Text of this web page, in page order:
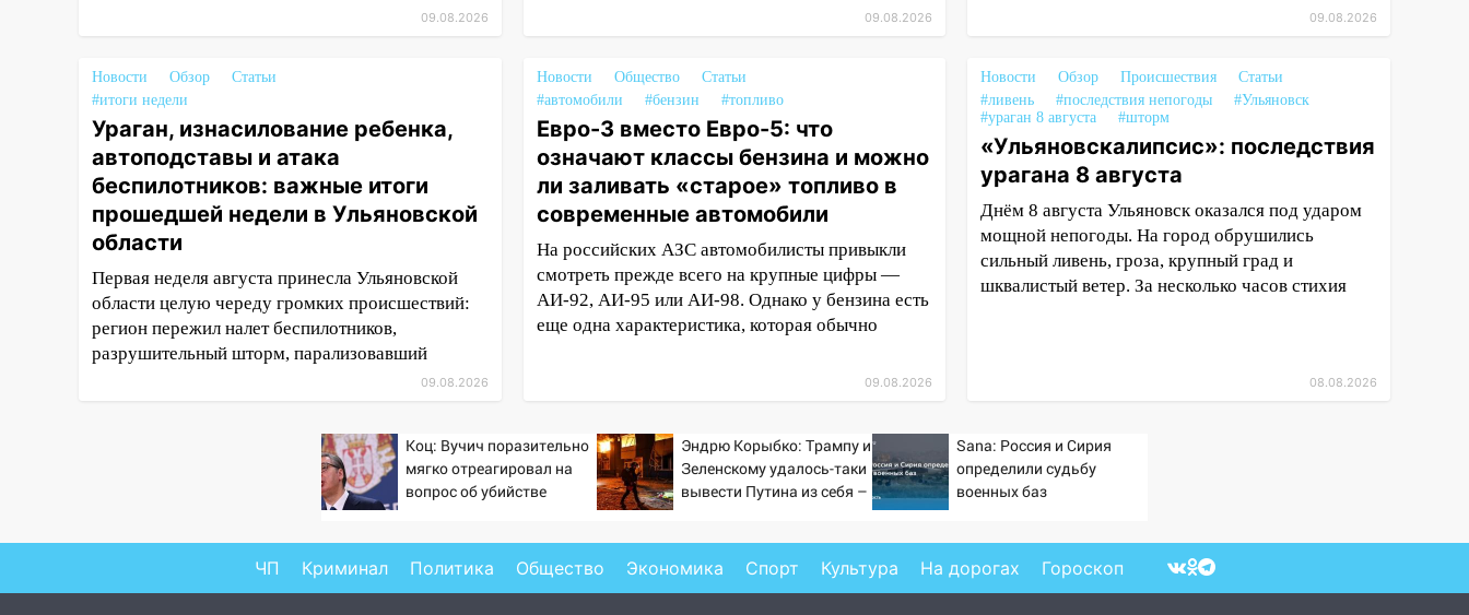
12:57
В Ульяновской области
ожидается крупный град
12:11 Где есть бензин в
Ульяновске 9 августа: список
АЗС
11:55 Соцсети: светофор упал
на машину во время сильного
ливня в Ульяновске
11:00 В Ульяновской области
люди в СНТ сидят без света
заблокировано движение
трамваев в Ульяновске
Ураган, изнасилование
ребенка, автоподставы и атака
09.08.2026 09.08.2026 09.08.2026
Новости Обзор
Статьи
#итоги недели
Ураган, изнасилование ребенка,
автоподставы и атака
беспилотников: важные итоги
прошедшей недели в Ульяновской
области
Первая неделя августа принесла Ульяновской
области целую череду громких происшествий:
регион пережил налет беспилотников,
разрушительный шторм, парализовавший
09.08.2026
Новости Общество
Статьи
#автомобили
#бензин #топливо
Евро-3 вместо Евро-5: что
означают классы бензина и можно
ли заливать «старое» топливо в
современные автомобили
На российских АЗС автомобилисты привыкли
смотреть прежде всего на крупные цифры —
АИ-92, АИ-95 или АИ-98. Однако у бензина есть
еще одна характеристика, которая обычно
09.08.2026
Новости Обзор Происшествия
Статьи
#ливень
#последствия непогоды
#Ульяновск
#ураган 8 августа
#шторм
«Ульяновскалипсис»: последствия
урагана 8 августа
Днём 8 августа Ульяновск оказался под ударом
мощной непогоды. На город обрушились
сильный ливень, гроза, крупный град и
шквалистый ветер. За несколько часов стихия
08.08.2026
Коц: Вучич поразительно
мягко отреагировал на
вопрос об убийстве
Эндрю Корыбко: Трампу и
Зеленскому удалось-таки
вывести Путина из себя –
Sana: Россия и Сирия
определили судьбу
военных баз
ЧП Криминал Политика Общество Экономика Спорт Культура На дорогах Гороскоп